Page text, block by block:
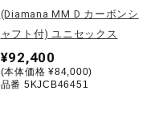
(Diamana MM D カーボンシ
ャフト付) ユニセックス
¥92,400
(本体価格 ¥84,000)
品番 5KJCB46451